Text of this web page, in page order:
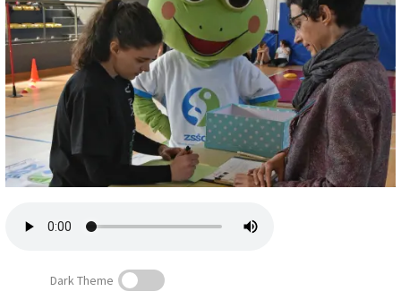
Vreme
V Kioskih
Uredništvo
Oglasi
Založnik
Dark Theme